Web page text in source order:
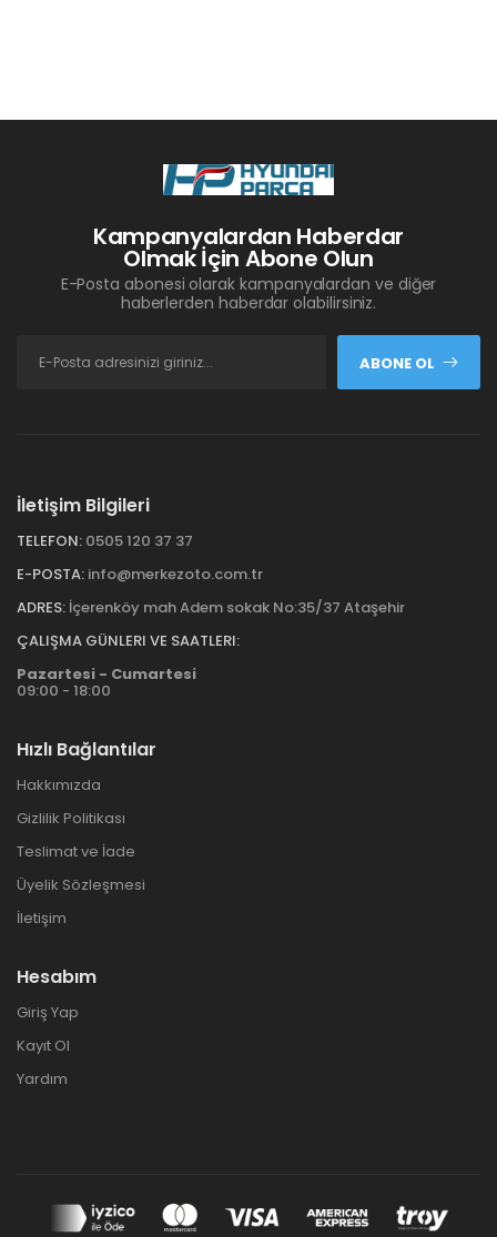
Kampanyalardan Haberdar
Olmak İçin Abone Olun
E-Posta abonesi olarak kampanyalardan ve diğer
haberlerden haberdar olabilirsiniz.
ABONE OL
İletişim Bilgileri
TELEFON: 0505 120 37 37
E-POSTA: info@merkezoto.com.tr
ADRES: İçerenköy mah Adem sokak No:35/37 Ataşehir
ÇALIŞMA GÜNLERI VE SAATLERI:
Pazartesi - Cumartesi
09:00 - 18:00
Hızlı Bağlantılar
Hakkımızda
Gizlilik Politikası
Teslimat ve İade
Üyelik Sözleşmesi
İletişim
Hesabım
Giriş Yap
Kayıt Ol
Yardım